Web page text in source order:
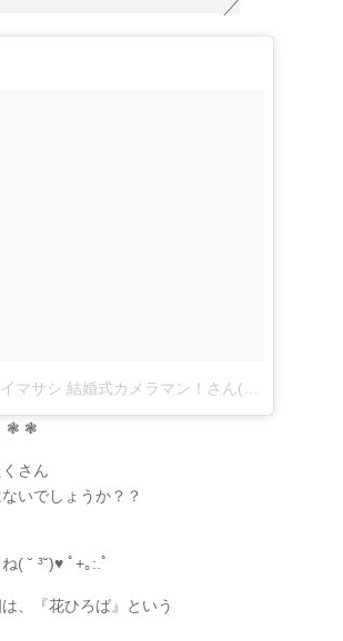
❃ ❃
さん
いでしょうか？？
( ˘ ³˘)♥ ﾟ+｡:.ﾟ
、『花ひろば』という